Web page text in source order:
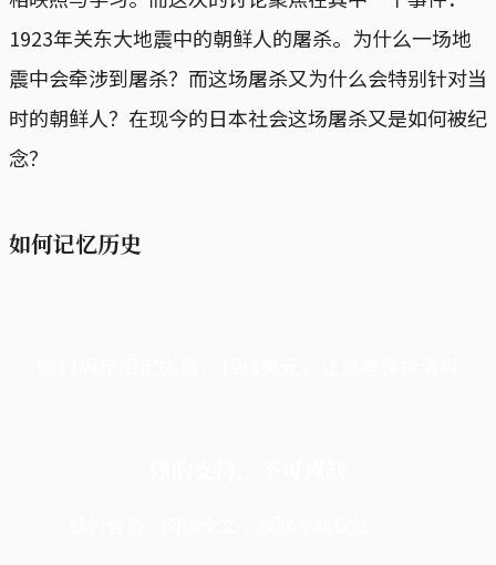
1923年关东大地震中的朝鲜人的屠杀。为什么一场地
震中会牵涉到屠杀？而这场屠杀又为什么会特别针对当
时的朝鲜人？在现今的日本社会这场屠杀又是如何被纪
念？
如何记忆历史